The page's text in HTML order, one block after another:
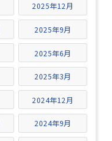
2025年12月
2025年9月
2025年6月
2025年3月
2024年12月
2024年9月